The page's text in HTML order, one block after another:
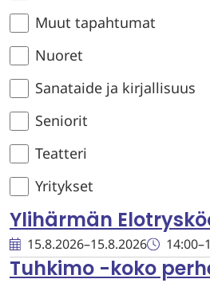
Muut tapahtumat
Nuoret
Sanataide ja kirjallisuus
Seniorit
Teatteri
Yritykset
Ylihärmän
15.8.2026–15.8.2026 14:00–
Tuhkimo -koko